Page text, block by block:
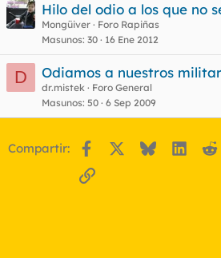
Hilo del odio a los que no
Mongüiver
Foro Rapiñas
Masunos 30 16 Ene 2012
D Odiamos a nuestros
dr.mistek
Foro General
Masunos 50 6 Sep 2009
Compartir: Facebook Bluesky
Enlace